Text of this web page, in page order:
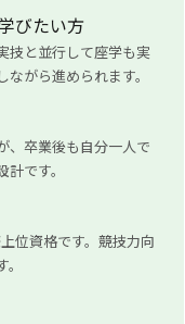
びたい方
技と並行して座学も実
がら進められます。
、卒業後も自分一人で
です。
位資格です。競技力向